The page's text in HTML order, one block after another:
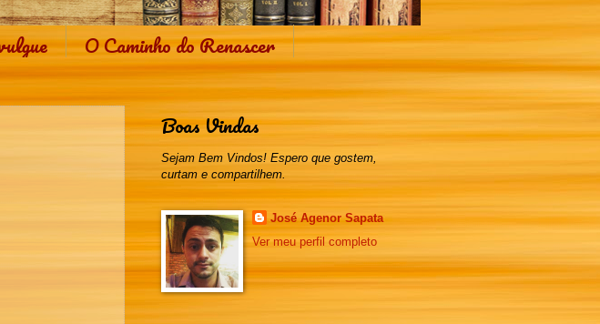
O Caminho do Renascer
Boas Vindas
Sejam Bem Vindos! Espero que gostem,
curtam e compartilhem.
José Agenor Sapata
Ver meu perfil completo